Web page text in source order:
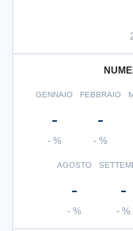
GENNAIO
-
- %
FEBBRAIO
-
- %
AGOSTO
-
- %
-
- %